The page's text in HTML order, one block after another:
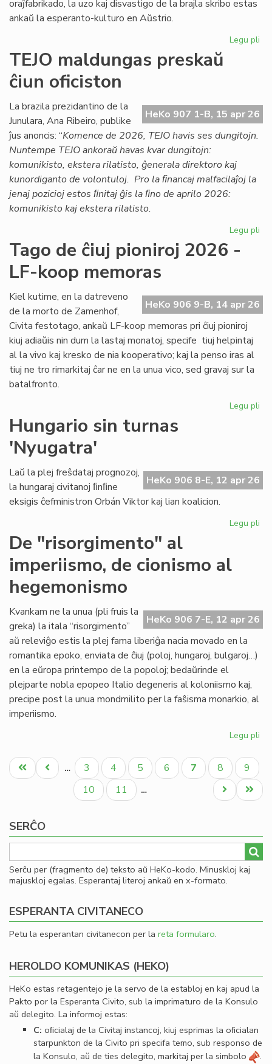
oraĵfabrikado, la uzo kaj disvastigo de la brajla skribo estas
ankaŭ la esperanto-kulturo en Aŭstrio.
Legu pli
TEJO maldungas preskaŭ
ĉiun oficiston
HeKo 907 1-B, 15 apr 26
La brazila prezidantino de la
Junulara, Ana Ribeiro, publike
ĵus anoncis: “Komence de 2026, TEJO havis ses dungitojn.
Nuntempe TEJO ankoraŭ havas kvar dungitojn:
komunikisto, ekstera rilatisto, ĝenerala direktoro kaj
kunordiganto de volontuloj. Pro la ﬁnancaj malfacilaĵoj la
jenaj pozicioj estos ﬁnitaj ĝis la ﬁno de aprilo 2026:
komunikisto kaj ekstera rilatisto.
Legu pli
Tago de ĉiuj pioniroj 2026 -
LF-koop memoras
HeKo 906 9-B, 14 apr 26
Kiel kutime, en la datreveno
de la morto de Zamenhof,
Civita festotago, ankaŭ LF-koop memoras pri ĉiuj pioniroj
kiuj adiaŭis nin dum la lastaj monatoj, specife tiuj helpintaj
al la vivo kaj kresko de nia kooperativo; kaj la penso iras al
tiuj ne tro rimarkitaj ĉar ne en la unua vico, sed gravaj sur la
batalfronto.
Legu pli
Hungario sin turnas
'Nyugatra'
HeKo 906 8-E, 12 apr 26
Laŭ la plej freŝdataj prognozoj,
la hungaraj civitanoj ﬁnﬁne
eksigis ĉefministron Orbán Viktor kaj lian koalicion.
Legu pli
De "risorgimento" al
imperiismo, de cionismo al
hegemonismo
HeKo 906 7-E, 12 apr 26
Kvankam ne la unua (pli fruis la
greka) la itala “risorgimento”
aŭ releviĝo estis la plej fama liberiĝa nacia movado en la
romantika epoko, enviata de ĉiuj (poloj, hungaroj, bulgaroj…)
en la eŭropa printempo de la popoloj; bedaŭrinde el
plejparte nobla epopeo Italio degeneris al koloniismo kaj,
precipe post la unua mondmilito per la faŝisma monarkio, al
imperiismo.
Legu pli
de
Pagination
Unua
paĝo
Antaŭa
paĝo
… Paĝo
3 Paĝo
4 Paĝo
5 Paĝo
6
Aktuala
paĝo
7 Paĝo
8 Paĝo
9
Paĝo
10 Paĝo
11 …
Last
page
Next
page
SERĈO
Serĉu per (fragmento de) teksto aŭ HeKo-kodo. Minuskloj kaj
majuskloj egalas. Esperantaj literoj ankaŭ en x-formato.
ESPERANTA CIVITANECO
Petu la esperantan civitanecon per la reta formularo.
HEROLDO KOMUNIKAS (HEKO)
HeKo estas retagentejo je la servo de la establoj en kaj apud la
Pakto por la Esperanta Civito, sub la imprimaturo de la Konsulo
aŭ delegito. La informoj estas:
C: oﬁcialaj de la Civitaj instancoj, kiuj esprimas la oﬁcialan
starpunkton de la Civito pri specifa temo, sub responso de
la Konsulo, aŭ de ties delegito, markitaj per la simbolo
.